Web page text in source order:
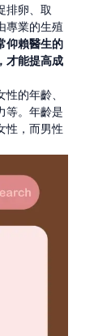
排卵、取
專業的生殖
仰賴醫生的
才能提高成
的年齡、
等。年齡是
性，而男性